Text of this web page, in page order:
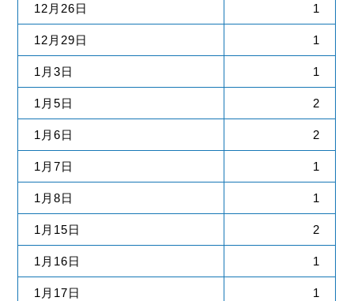
12月26日 1
12月29日 1
1月3日 1
1月5日 2
1月6日 2
1月7日 1
1月8日 1
1月15日 2
1月16日 1
1月17日 1